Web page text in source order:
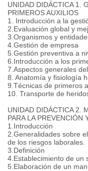
UNIDAD DIDÁCTICA 1.
PRIMEROS AUXILIOS
1. Introducción a la
2.Evaluación global y
3.Organismos y
4.Gestión de empresa
5.Gestión preventiva a
6.Introducción a los
7.Aspectos generales
8. Anatomía y fisiología
9.Técnicas de primeros
10. Transporte de
UNIDAD DIDÁCTICA 2.
PARA LA PREVENCIÓN
1.Introducción
2.Generalidades sobre
de los riesgos laborales.
3.Definición
4.Establecimiento de un
5.Elaboración de un